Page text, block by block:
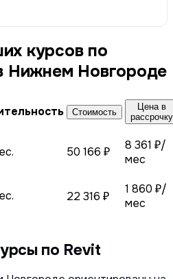
Нижнем Новгороде
Стоимость
Цена в
рассрочку
50 166 ₽
8 361 ₽/
мес
22 316 ₽
1 860 ₽/
мес
по Revit